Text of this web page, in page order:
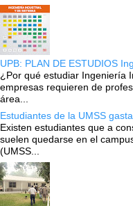
UPB: PLAN DE ESTUDIOS
¿Por qué estudiar Ingeniería
empresas requieren de
área...
Estudiantes de la UMSS
Existen estudiantes que a
suelen quedarse en el
(UMSS...